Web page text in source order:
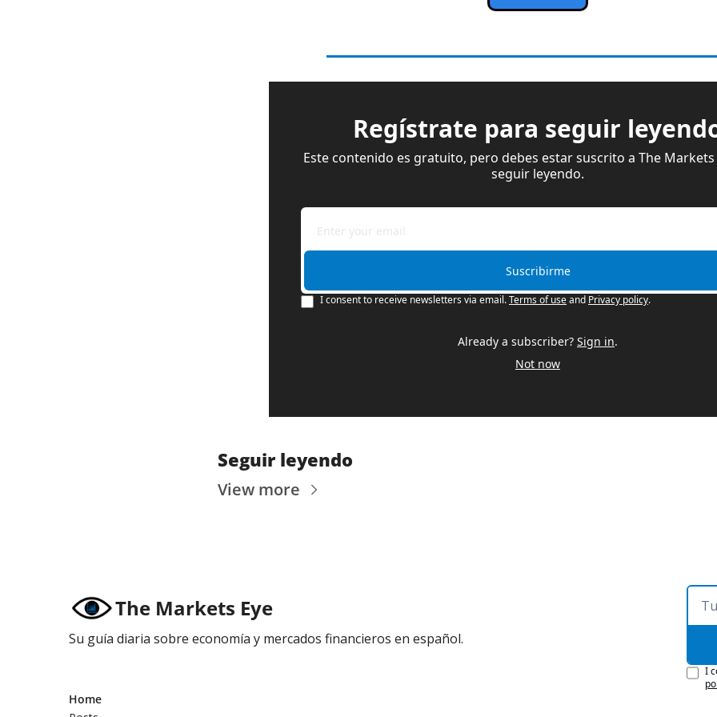
Regístrate para seguir
Este contenido es gratuito, pero debes estar suscrito a The Markets
seguir leyendo.
Suscribirme
I consent to receive newsletters via email.Terms of useand Privacy policy.
Already a subscriber? Sign in.
Not now
Seguir leyendo
View more
The Markets Eye
Su guía diaria sobre economía y mercados financieros en español.
I
Home